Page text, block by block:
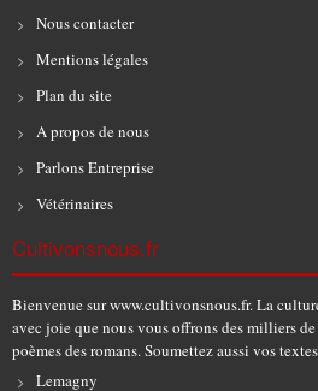
Nous contacter
Mentions légales
Plan du site
A propos de nous
Parlons Entreprise
Vétérinaires
Cultivonsnous.fr
Bienvenue sur www.cultivonsnous.fr. La
avec joie que nous vous offrons des milliers
poèmes des romans. Soumettez aussi vos
Lemagny